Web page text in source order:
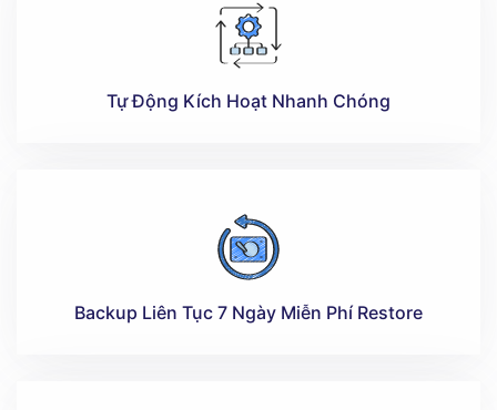
Tự Động Kích Hoạt Nhanh Chóng
Backup Liên Tục 7 Ngày Miễn Phí Restore